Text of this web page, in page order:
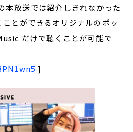
本放送では紹介しきれなかった
とができるオリジナルのポッ
だけで聴くことが可能で
]